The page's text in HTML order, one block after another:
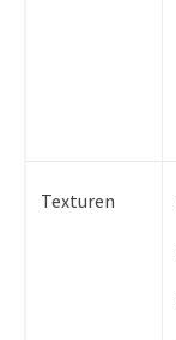
Texturen